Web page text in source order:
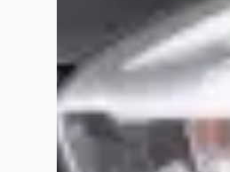
Oplichters. Ik heb daar een
Weer terug. Afdekkapje
vele concatmomenten,
ze 0 ster gegeven. Het is een
het geval. Ik heb mijn beklag
gezien of meegemaakt. Ik zal
Veelgestelde vragen